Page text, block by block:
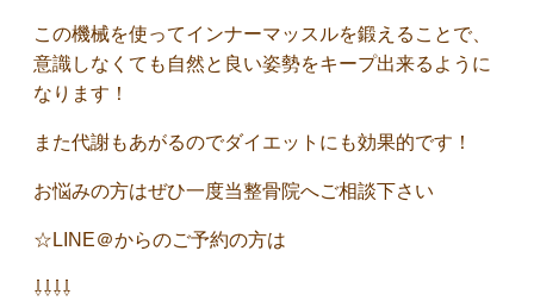
この機械を使ってインナーマッスルを鍛えることで、
意識しなくても自然と良い姿勢をキープ出来るように
なります！
また代謝もあがるのでダイエットにも効果的です！
お悩みの方はぜひ一度当整骨院へご相談下さい
☆LINE＠からのご予約の方は
⇩⇩⇩⇩